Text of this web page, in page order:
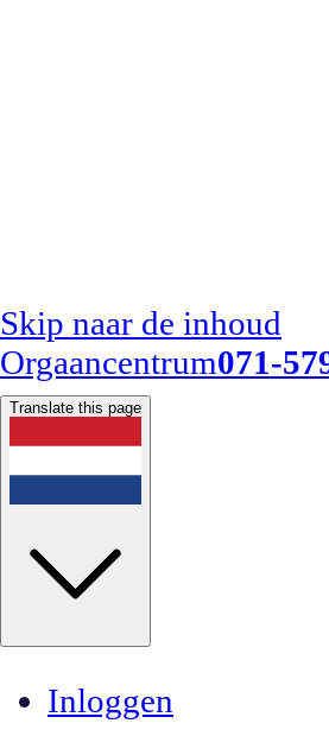
Skip naar de inhoud
Orgaancentrum071-
Translate this page
Inloggen